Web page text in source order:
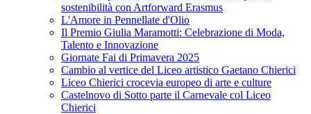
sostenibilità con Artforward Erasmus
L'Amore in Pennellate d'Olio
Il Premio Giulia Maramotti: Celebrazione di Moda,
Talento e Innovazione
Giornate Fai di Primavera 2025
Cambio al vertice del Liceo artistico Gaetano Chierici
Liceo Chierici crocevia europeo di arte e culture
Castelnovo di Sotto parte il Carnevale col Liceo
Chierici